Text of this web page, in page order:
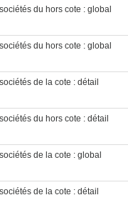
du hors cote : global
du hors cote : global
de la cote : détail
du hors cote : détail
de la cote : global
de la cote : détail